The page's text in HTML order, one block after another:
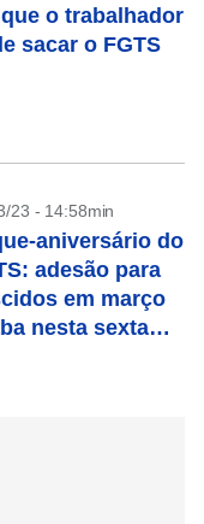
o trabalhador
sacar o FGTS
23 - 14:58min
aniversário do
adesão para
em março
nesta sexta